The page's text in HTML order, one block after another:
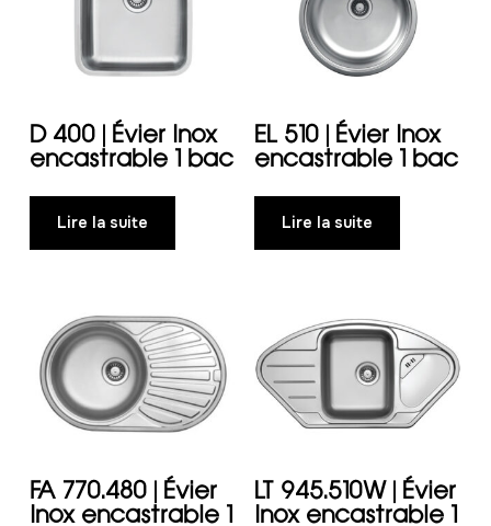
D 400 | Évier Inox
encastrable 1 bac
Lire la suite
EL 510 | Évier Inox
encastrable 1 bac
Lire la suite
FA 770.480 | Évier
Inox encastrable 1
LT 945.510W | Évier
Inox encastrable 1